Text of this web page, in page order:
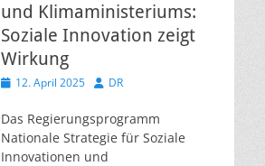
und Klimaministeriums:
Soziale Innovation zeigt
Wirkung
Veröffentlicht
12. April 2025 Autor
DR
Das Regierungsprogramm
Nationale Strategie für Soziale
Innovationen und